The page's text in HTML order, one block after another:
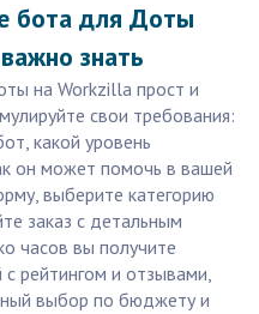
бота для Доты
знать
на Workzilla прост и
свои требования:
какой уровень
он может помочь в вашей
выберите категорию
заказ с детальным
часов вы получите
рейтингом и отзывами,
выбор по бюджету и